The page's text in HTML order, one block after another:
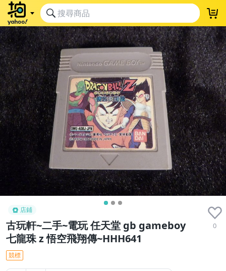
店鋪
古玩軒~二手~電玩 任天堂 gb gameboy
七龍珠 z 悟空飛翔傳~HHH641
0
競標